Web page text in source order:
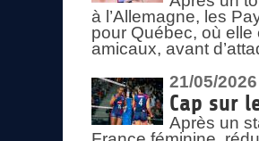
à l’Allemagne, les
pour Québec, où
amicaux, avant
21/05/2026
Cap sur
Après un